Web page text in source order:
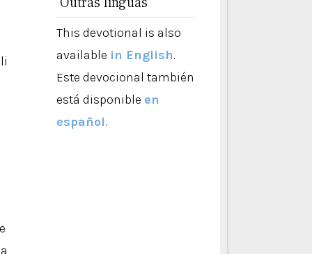
This devotional is also
available in English.
Este devocional también
está disponible en
español.